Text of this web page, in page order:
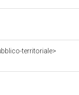
territoriale>